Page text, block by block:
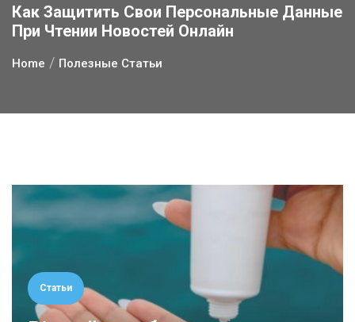
Как Защитить Свои Персональные Данные
При Чтении Новостей Онлайн
Home Полезные Статьи
Статьи